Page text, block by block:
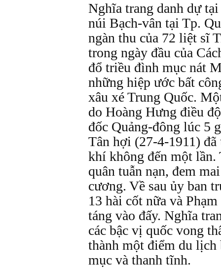
Nghĩa trang danh dự
núi Bạch-vân tại Tp.
ngàn thu của 72 liệt sĩ
trong ngày đầu của
đổ triều đình mục nát
những hiệp ước bất
xâu xé Trung Quốc.
do Hoàng Hưng điều
đốc Quảng-đông lúc 5
Tân hợi (27-4-1911)
khí không đến một
quân tuẫn nạn, đem
cương. Về sau ủy ban
13 hài cốt nữa và
táng vào đấy. Nghĩa
các bậc vị quốc vong
thành một điểm du lịch
mục và thanh tĩnh.